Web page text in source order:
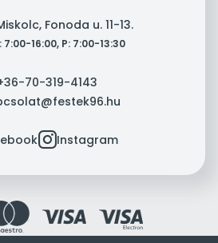
Fonoda u. 11-13.
7:00-16:00, P: 7:00-13:30
70-319-4143
instagramInstagram